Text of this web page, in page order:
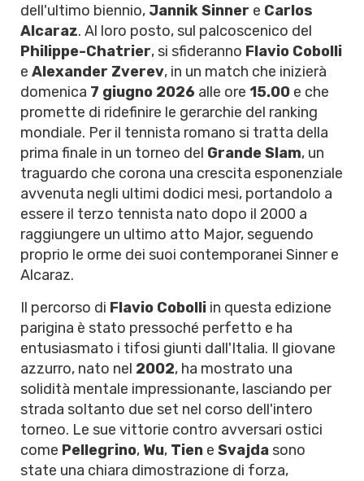
dell'ultimo biennio, Jannik Sinner e Carlos
Alcaraz. Al loro posto, sul palcoscenico del
Philippe-Chatrier, si sfideranno Flavio Cobolli
e Alexander Zverev, in un match che inizierà
domenica 7 giugno 2026 alle ore 15.00 e che
promette di ridefinire le gerarchie del ranking
mondiale. Per il tennista romano si tratta della
prima finale in un torneo del Grande Slam, un
traguardo che corona una crescita esponenziale
avvenuta negli ultimi dodici mesi, portandolo a
essere il terzo tennista nato dopo il 2000 a
raggiungere un ultimo atto Major, seguendo
proprio le orme dei suoi contemporanei Sinner e
Alcaraz.
Il percorso di Flavio Cobolli in questa edizione
parigina è stato pressoché perfetto e ha
entusiasmato i tifosi giunti dall'Italia. Il giovane
azzurro, nato nel 2002, ha mostrato una
solidità mentale impressionante, lasciando per
strada soltanto due set nel corso dell'intero
torneo. Le sue vittorie contro avversari ostici
come Pellegrino, Wu, Tien e Svajda sono
state una chiara dimostrazione di forza,